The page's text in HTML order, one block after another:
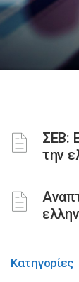
ΣΕΒ:
την
Κατηγορίες